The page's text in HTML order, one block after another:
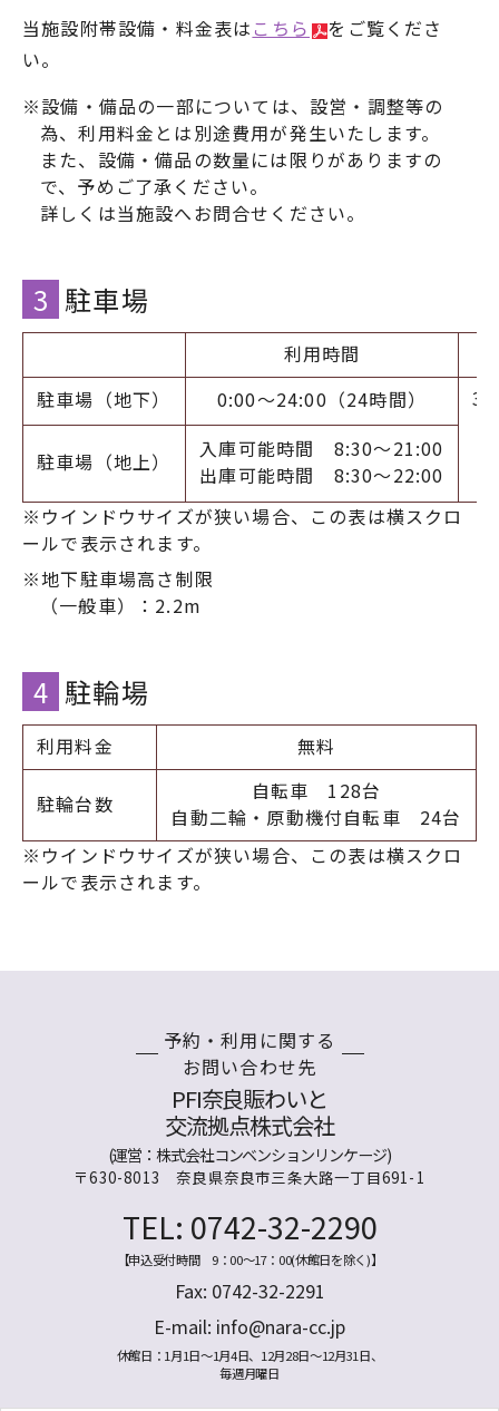
当施設附帯設備・料金表は こちら
をご覧くださ
い。
※設備・備品の一部については、設営・調整等の
為、利用料金とは別途費用が発生いたします。
また、設備・備品の数量には限りがありますの
で、予めご了承ください。
詳しくは当施設へお問合せください。
3 駐車場
利用時間
駐車場（地下）
0:00～24:00（24時間）
駐車場（地上）
入庫可能時間 8:30～21:00
出庫可能時間 8:30～22:00
※地下駐車場高さ制限
（一般車）：2.2m
4 駐輪場
利用料金 無料
駐輪台数
自転車 128台
自動二輪・原動機付自転車 24台
予約・利用に関する
お問い合わせ先
PFI奈良賑わいと
交流拠点株式会社
(運営：株式会社コンベンションリンケージ)
〒630-8013 奈良県奈良市三条大路一丁目691-1
TEL: 0742-32-2290
【申込受付時間 9：00～17：00(休館日を除く)】
Fax: 0742-32-2291
E-mail: info@nara-cc.jp
休館日：1月1日～1月4日、12月28日～12月31日、
毎週月曜日